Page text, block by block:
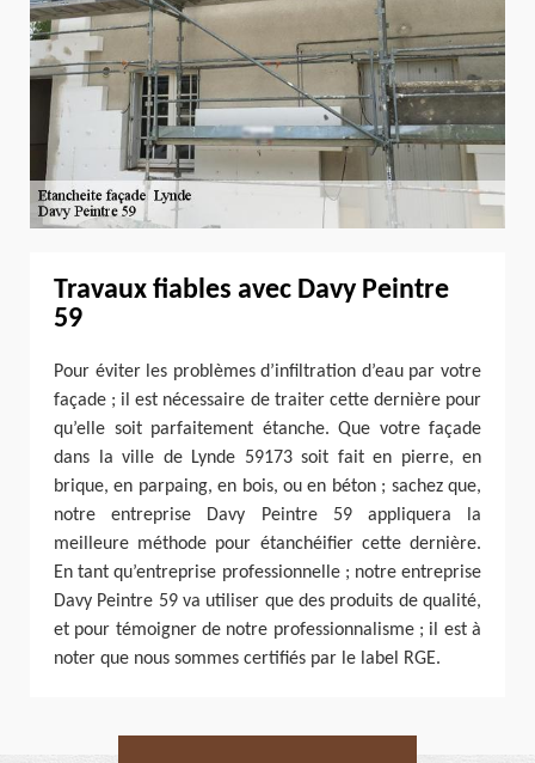
Travaux fiables avec Davy Peintre
59
Pour éviter les problèmes d’infiltration d’eau par votre
façade ; il est nécessaire de traiter cette dernière pour
qu’elle soit parfaitement étanche. Que votre façade
dans la ville de Lynde 59173 soit fait en pierre, en
brique, en parpaing, en bois, ou en béton ; sachez que,
notre entreprise Davy Peintre 59 appliquera la
meilleure méthode pour étanchéifier cette dernière.
En tant qu’entreprise professionnelle ; notre entreprise
Davy Peintre 59 va utiliser que des produits de qualité,
et pour témoigner de notre professionnalisme ; il est à
noter que nous sommes certifiés par le label RGE.